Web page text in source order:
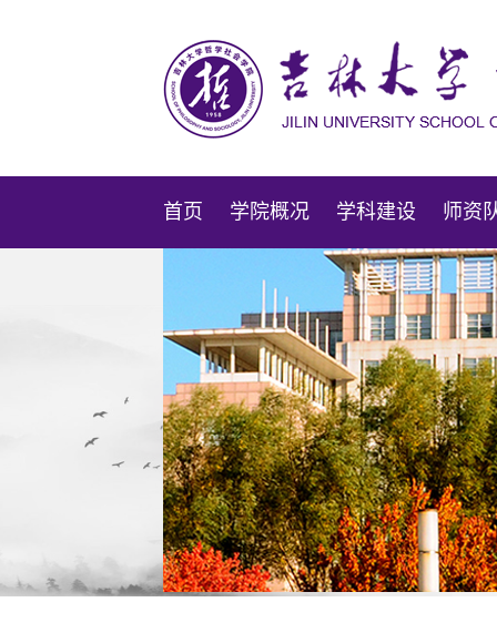
首页 学院概况 学科建设 师资